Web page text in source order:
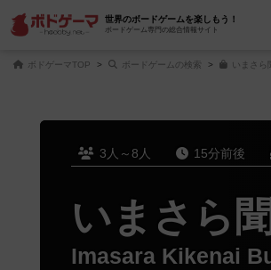
世界のボードゲームを楽しもう！
ボードゲーム専門の総合情報サイト
ボドゲーマTOP ボードゲームの検索 いまさら
3人～8人 15分前後
いまさら
Imasara Kikenai